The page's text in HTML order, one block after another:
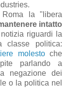
la "libera
intatto
riguardi la
classe politica:
molestoche
parlando a
negazione dei
o la politica nel